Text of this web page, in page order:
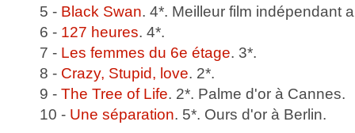
5 - Black Swan. 4*. Meilleur film indépendant
6 - 127 heures. 4*.
7 - Les femmes du 6e étage. 3*.
8 - Crazy, Stupid, love. 2*.
9 - The Tree of Life. 2*. Palme d'or à Cannes.
10 - Une séparation. 5*. Ours d'or à Berlin.